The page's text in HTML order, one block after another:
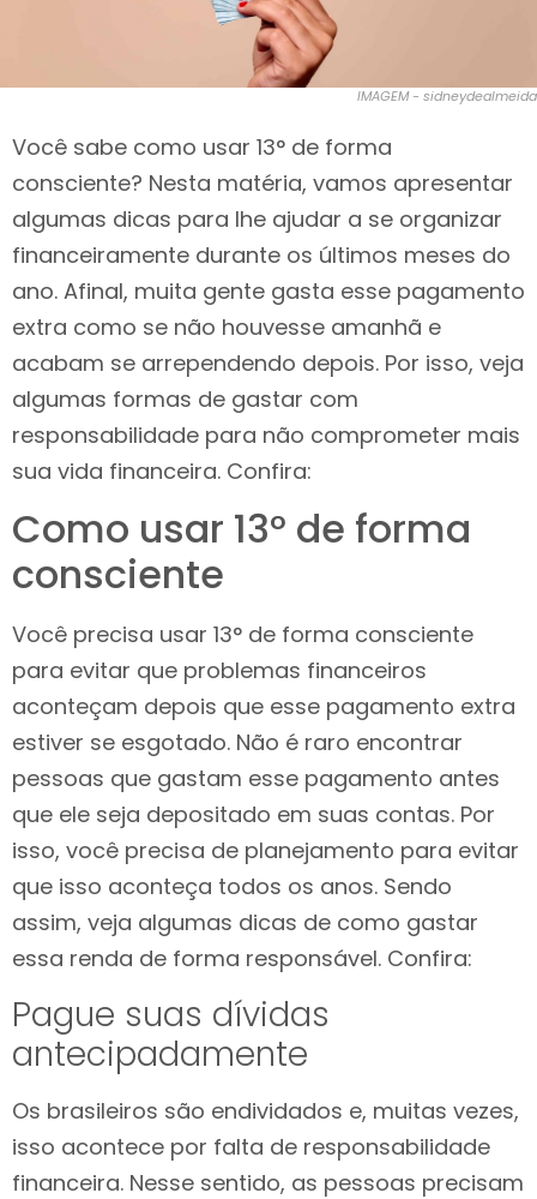
IMAGEM - sidneydealmeida
Você sabe como usar 13° de forma
consciente? Nesta matéria, vamos apresentar
algumas dicas para lhe ajudar a se organizar
financeiramente durante os últimos meses do
ano. Afinal, muita gente gasta esse pagamento
extra como se não houvesse amanhã e
acabam se arrependendo depois. Por isso, veja
algumas formas de gastar com
responsabilidade para não comprometer mais
sua vida financeira. Confira:
Como usar 13° de forma
consciente
Você precisa usar 13° de forma consciente
para evitar que problemas financeiros
aconteçam depois que esse pagamento extra
estiver se esgotado. Não é raro encontrar
pessoas que gastam esse pagamento antes
que ele seja depositado em suas contas. Por
isso, você precisa de planejamento para evitar
que isso aconteça todos os anos. Sendo
assim, veja algumas dicas de como gastar
essa renda de forma responsável. Confira:
Pague suas dívidas
antecipadamente
Os brasileiros são endividados e, muitas vezes,
isso acontece por falta de responsabilidade
financeira. Nesse sentido, as pessoas precisam